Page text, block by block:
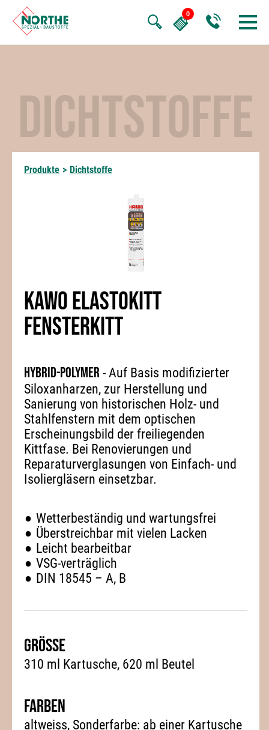
DICHTSTOFFE
Produkte > Dichtstoffe
KAWO ELASTOKITT
FENSTERKITT
Hybrid-Polymer - Auf Basis modifizierter
Siloxanharzen, zur Herstellung und
Sanierung von historischen Holz- und
Stahlfenstern mit dem optischen
Erscheinungsbild der freiliegenden
Kittfase. Bei Renovierungen und
Reparaturverglasungen von Einfach- und
Isoliergläsern einsetzbar.
Wetterbeständig und wartungsfrei
Überstreichbar mit vielen Lacken
Leicht bearbeitbar
VSG-verträglich
DIN 18545 – A, B
Grösse
310 ml Kartusche, 620 ml Beutel
Farben
altweiss Sonderfarbe: ab einer Kartusche